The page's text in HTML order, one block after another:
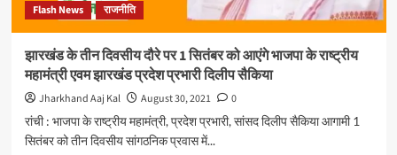
के
पंचायत
निवासी
अमित
यादव
की
हुई
मौत,
Flash News राजनीति
झारखंड के तीन दिवसीय दौरे पर 1 सितंबर को आएंगे भाजपा के राष्ट्रीय
महामंत्री एवम झारखंड प्रदेश प्रभारी दिलीप सैकिया
Jharkhand Aaj Kal August 30, 2021
0
रांची : भाजपा के राष्ट्रीय महामंत्री, प्रदेश प्रभारी, सांसद दिलीप सैकिया आगामी 1
सितंबर को तीन दिवसीय सांगठनिक प्रवास में...